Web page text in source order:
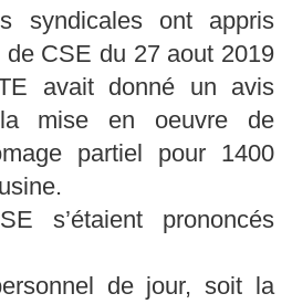
syndicales ont appris
CSE du 27 aout 2019
avait donné un avis
mise en oeuvre de
partiel pour 1400
s’étaient prononcés
de jour, soit la